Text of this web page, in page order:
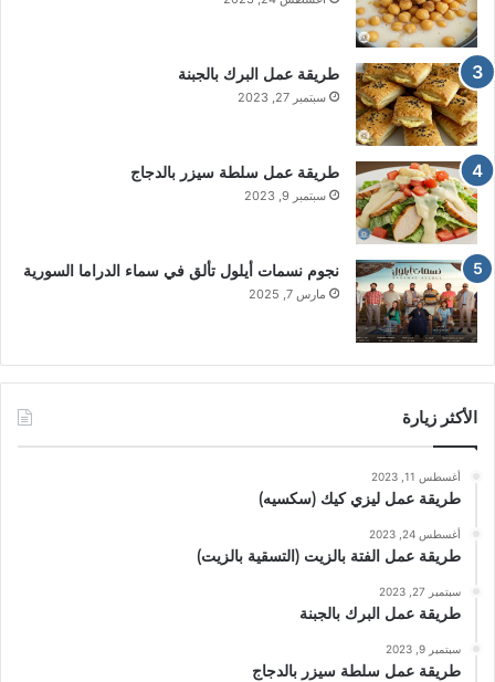
طريقة عمل البرك بالجبنة
سبتمبر 27, 2023
طريقة عمل سلطة سيزر بالدجاج
سبتمبر 9, 2023
نجوم نسمات أيلول تألق في سماء الدراما السورية
مارس 7, 2025
الأكثر زيارة
أغسطس 11, 2023
طريقة عمل ليزي كيك (سكسيه)
أغسطس 24, 2023
طريقة عمل الفتة بالزيت (التسقية بالزيت)
سبتمبر 27, 2023
طريقة عمل البرك بالجبنة
سبتمبر 9, 2023
طريقة عمل سلطة سيزر بالدجاج